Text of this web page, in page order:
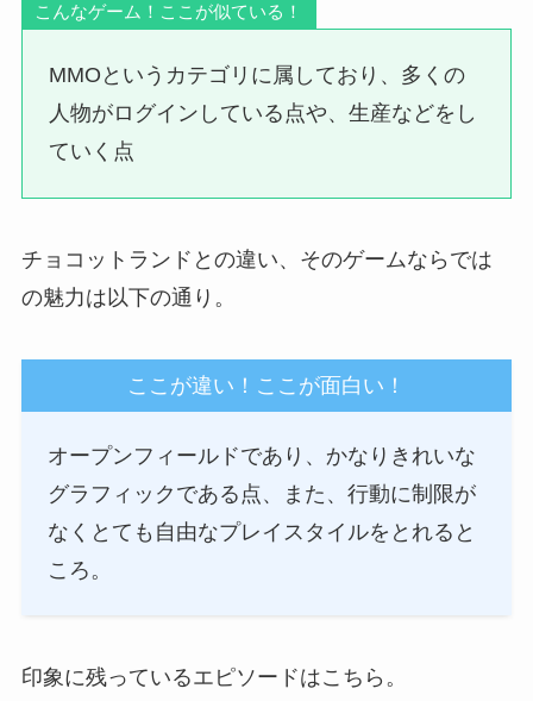
こんなゲーム！ここが似ている！
MMOというカテゴリに属しており、多くの
人物がログインしている点や、生産などをし
ていく点
チョコットランドとの違い、そのゲームならでは
の魅力は以下の通り。
ここが違い！ここが面白い！
オープンフィールドであり、かなりきれいな
グラフィックである点、また、行動に制限が
なくとても自由なプレイスタイルをとれると
ころ。
印象に残っているエピソードはこちら。